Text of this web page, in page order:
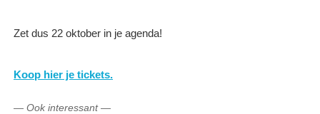
Zet dus 22 oktober in je agenda!
Koop hier je tickets.
— Ook interessant—